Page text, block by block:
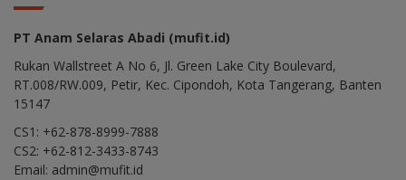
PT Anam Selaras Abadi (mufit.id)
Rukan Wallstreet A No 6, Jl. Green Lake City Boulevard,
RT.008/RW.009, Petir, Kec. Cipondoh, Kota Tangerang, Banten
15147
CS1: +62-878-8999-7888
CS2: +62-812-3433-8743
Email: admin@mufit.id